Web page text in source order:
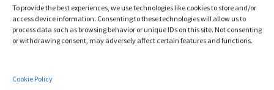
To provide the best experiences, we use technologies like cookies to store and/or
access device information. Consenting to these technologies will allow us to
process data such as browsing behavior or unique IDs on this site. Not consenting
or withdrawing consent, may adversely affect certain features and functions.
Cookie Policy
CÁTEDRA DE CIBERINTELIGENCIA